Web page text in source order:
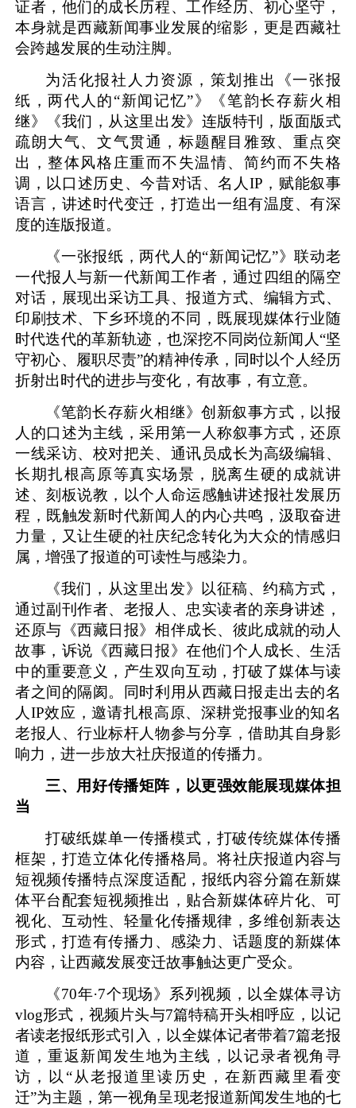
证者，他们的成长历程、工作经历、初心坚守，
本身就是西藏新闻事业发展的缩影，更是西藏社
会跨越发展的生动注脚。
为活化报社人力资源，策划推出《一张报
纸，两代人的“新闻记忆”》《笔韵长存薪火相
继》《我们，从这里出发》连版特刊，版面版式
疏朗大气、文气贯通，标题醒目雅致、重点突
出，整体风格庄重而不失温情、简约而不失格
调，以口述历史、今昔对话、名人IP，赋能叙事
语言，讲述时代变迁， 打造出一组有温度、有深
度的连版报道。
《一张报纸，两代人的“新闻记忆”》联动老
一代报人与新一代新闻工作者， 通过四组的隔空
对话，展现出采访工具、报道方式、编辑方式、
印刷技术、下乡环境的不同， 既展现媒体行业随
时代迭代的革新轨迹，也深挖不同岗位新闻人 “坚
守初心、履职尽责”的精神传承，同时以个人经历
折射出时代的进步与变化，有故事，有立意。
《笔韵长存薪火相继》创新叙事方式，以报
人的口述为主线，采用第一人称叙事方式，还原
一线采访、校对把关、通讯员成长为高级编辑、
长期扎根高原等真实场景，脱离生硬的成就讲
述、刻板说教，以个人命运感触讲述报社发展历
程，既触发新时代新闻人的内心共鸣，汲取奋进
力量，又让生硬的社庆纪念转化为大众的情感归
属，增强了报道的可读性与感染力。
《我们，从这里出发》以征稿、约稿方式，
通过副刊作者、老报人、忠实读者的亲身讲述，
还原与《西藏日报》相伴成长、彼此成就的动人
故事，诉说《西藏日报》在他们个人成长、生活
中的重要意义，产生双向互动，打破了媒体与读
者之间的隔阂。同时利用从西藏日报走出去的名
人 IP效应，邀请扎根高原、深耕党报事业的知名
老报人、行业标杆人物参与分享，借助其自身影
响力，进一步放大社庆报道的传播力。
三、 用好传播矩阵，以更强效能展现媒体担
当
打破纸媒单一传播模式，打破传统媒体传播
框架，打造立体化传播格局。将社庆报道内容与
短视频传播特点深度适配，报纸内容分篇在新媒
体平台配套短视频推出，贴合新媒体碎片化、可
视化、互动性、轻量化传播规律，多维创新表达
形式，打造有传播力、感染力、话题度的新媒体
内容，让西藏发展变迁故事触达更广受众。
《70年·7个现场》系列视频，以全媒体寻访
vlog形式，视频片头与7篇特稿开头相呼应，以记
者读老报纸形式引入，以全媒体记者带着7篇老报
道，重返新闻发生地为主线，以记录者视角寻
访，以“从老报道里读历史，在新西藏里看变
迁”为主题，第一视角呈现老报道新闻发生地的七